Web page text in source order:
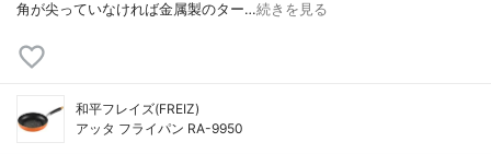
角が尖っていなければ金属製のター…続きを見る
和平フレイズ(FREIZ)
アッタ フライパン RA-9950